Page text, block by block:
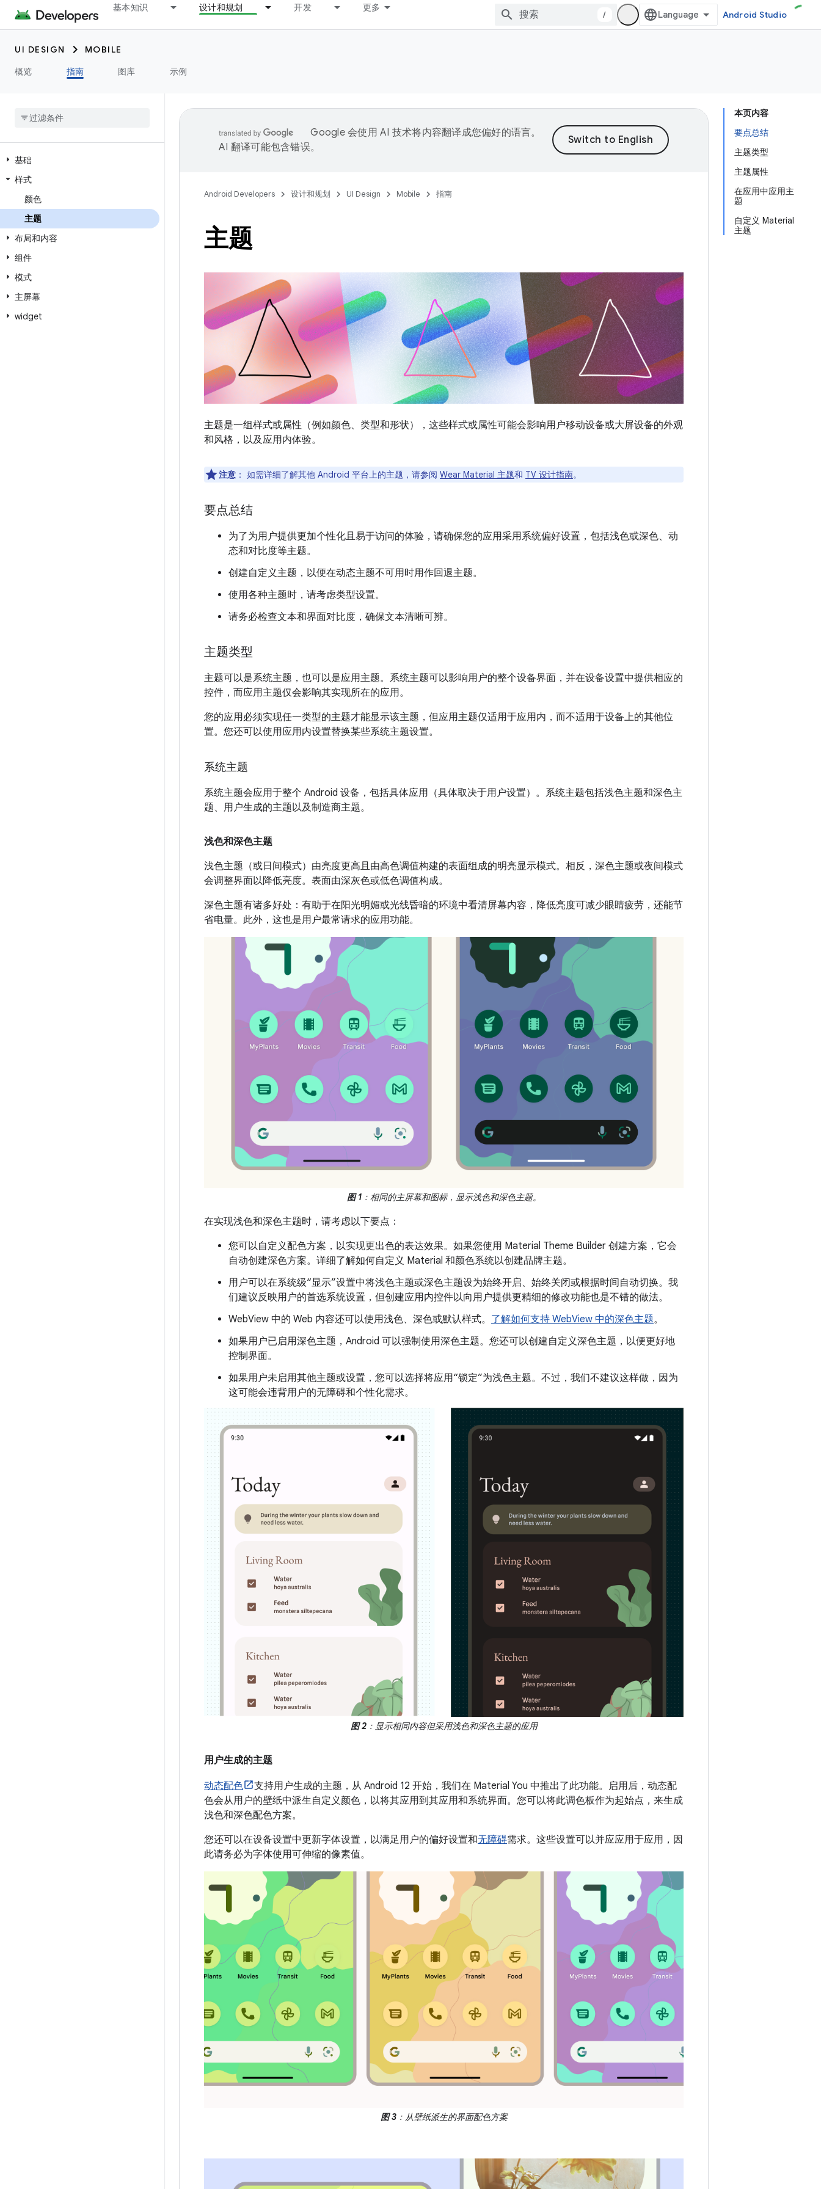
基本知识 设计和规划 开发 更多
/ Android Studio
UI DESIGN
MOBILE
概览
指南 图库 示例
基础
样式
颜色
主题
布局和内容
组件
模式
主屏幕
widget
本页内容
要点总结
主题类型
主题属性
在应用中应用主
题
自定义 Material
主题
Google 会使用 AI 技术将内容翻译成您偏好的语言。
AI 翻译可能包含错误。
Android Developers 设计和规划 UI Design Mobile 指南
主题
主题是一组样式或属性（例如颜色、类型和形状），这些样式或属性可能会影响用户移动设备或大屏设备的外观
和风格，以及应用内体验。
注意 ： 如需详细了解其他 Android 平台上的主题，请参阅 Wear Material 主题和 TV 设计指南。
要点总结
为了为用户提供更加个性化且易于访问的体验，请确保您的应用采用系统偏好设置，包括浅色或深色、动
态和对比度等主题。
创建自定义主题，以便在动态主题不可用时用作回退主题。
使用各种主题时，请考虑类型设置。
请务必检查文本和界面对比度，确保文本清晰可辨。
主题类型
主题可以是系统主题，也可以是应用主题。系统主题可以影响用户的整个设备界面，并在设备设置中提供相应的
控件，而应用主题仅会影响其实现所在的应用。
您的应用必须实现任一类型的主题才能显示该主题，但应用主题仅适用于应用内，而不适用于设备上的其他位
置。您还可以使用应用内设置替换某些系统主题设置。
系统主题
系统主题会应用于整个 Android 设备，包括具体应用（具体取决于用户设置）。系统主题包括浅色主题和深色主
题、用户生成的主题以及制造商主题。
浅色和深色主题
浅色主题（或日间模式）由亮度更高且由高色调值构建的表面组成的明亮显示模式。相反，深色主题或夜间模式
会调整界面以降低亮度。表面由深灰色或低色调值构成。
深色主题有诸多好处：有助于在阳光明媚或光线昏暗的环境中看清屏幕内容，降低亮度可减少眼睛疲劳，还能节
省电量。此外，这也是用户最常请求的应用功能。
图 1：相同的主屏幕和图标，显示浅色和深色主题。
在实现浅色和深色主题时，请考虑以下要点：
您可以自定义配色方案，以实现更出色的表达效果。如果您使用 Material Theme Builder 创建方案，它会
自动创建深色方案。详细了解如何自定义 Material 和颜色系统以创建品牌主题。
用户可以在系统级“显示”设置中将浅色主题或深色主题设为始终开启、始终关闭或根据时间自动切换。我
们建议反映用户的首选系统设置，但创建应用内控件以向用户提供更精细的修改功能也是不错的做法。
WebView 中的 Web 内容还可以使用浅色、深色或默认样式。 了解如何支持 WebView 中的深色主题。
如果用户已启用深色主题，Android 可以强制使用深色主题。您还可以创建自定义深色主题，以便更好地
控制界面。
如果用户未启用其他主题或设置，您可以选择将应用“锁定”为浅色主题。不过，我们不建议这样做，因为
这可能会违背用户的无障碍和个性化需求。
图 2：显示相同内容但采用浅色和深色主题的应用
用户生成的主题
动态配色
支持用户生成的主题，从 Android 12 开始，我们在 Material You 中推出了此功能。启用后，动态配
色会从用户的壁纸中派生自定义颜色，以将其应用到其应用和系统界面。您可以将此调色板作为起始点，来生成
浅色和深色配色方案。
您还可以在设备设置中更新字体设置，以满足用户的偏好设置和无障碍需求。这些设置可以并应应用于应用，因
此请务必为字体使用可伸缩的像素值。
图 3：从壁纸派生的界面配色方案